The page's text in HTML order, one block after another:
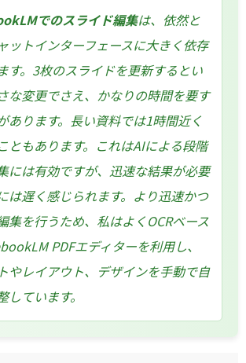
でのスライド編集は、依然と
ットインターフェースに大きく依存
す。3枚のスライドを更新するとい
な変更でさえ、かなりの時間を要す
あります。長い資料では1時間近く
ともあります。これはAIによる段階
には有効ですが、迅速な結果が必要
は遅く感じられます。より迅速かつ
集を行うため、私はよくOCRベース
PDFエディターを利用し、
やレイアウト、デザインを手動で自
しています。